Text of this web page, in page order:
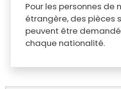
Pour les personnes de
étrangère, des pièces
peuvent être
chaque nationalité.